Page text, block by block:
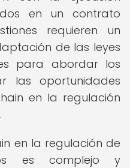
en un contrato
requieren un
de las leyes
para abordar los
las oportunidades
en la regulación
en la regulación de
es complejo y